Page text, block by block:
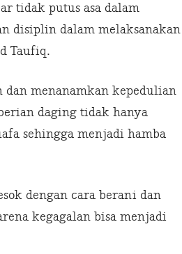
tidak putus asa dalam
disiplin dalam melaksanakan
Taufiq.
menanamkan kepedulian
daging tidak hanya
sehingga menjadi hamba
dengan cara berani dan
kegagalan bisa menjadi